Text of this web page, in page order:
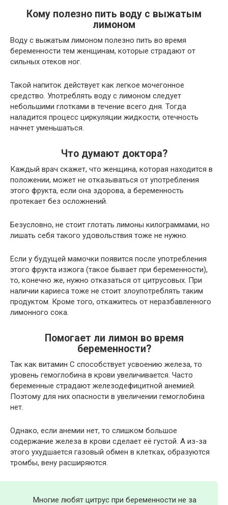
Кому полезно пить воду с выжатым
лимоном
Воду с выжатым лимоном полезно пить во время
беременности тем женщинам, которые страдают от
сильных отеков ног.
Такой напиток действует как легкое мочегонное
средство. Употреблять воду с лимоном следует
небольшими глотками в течение всего дня. Тогда
наладится процесс циркуляции жидкости, отечность
начнет уменьшаться.
Что думают доктора?
Каждый врач скажет, что женщина, которая находится в
положении, может не отказываться от употребления
этого фрукта, если она здорова, а беременность
протекает без осложнений.
Безусловно, не стоит глотать лимоны килограммами, но
лишать себя такого удовольствия тоже не нужно.
Если у будущей мамочки появится после употребления
этого фрукта изжога (такое бывает при беременности),
то, конечно же, нужно отказаться от цитрусовых. При
наличии кариеса тоже не стоит злоупотреблять таким
продуктом. Кроме того, откажитесь от неразбавленного
лимонного сока.
Помогает ли лимон во время
беременности?
Так как витамин С способствует усвоению железа, то
уровень гемоглобина в крови увеличивается. Часто
беременные страдают железодефицитной анемией.
Поэтому для них опасности в увеличении гемоглобина
нет.
Однако, если анемии нет, то слишком большое
содержание железа в крови сделает её густой. А из-за
этого ухудшается газовый обмен в клетках, образуются
тромбы, вену расширяются.
Многие любят цитрус при беременности не за